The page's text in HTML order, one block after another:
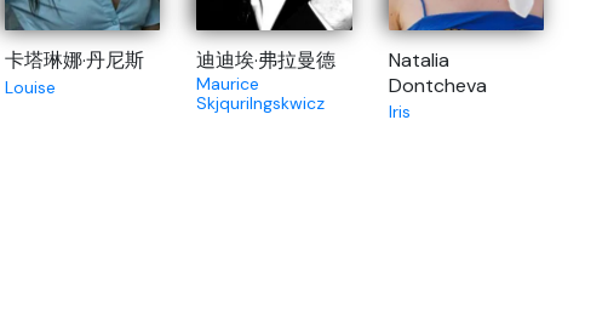
卡塔琳娜·丹尼斯
Louise
迪迪埃·弗拉曼德
Maurice
Skjqurilngskwicz
Natalia
Dontcheva
Iris